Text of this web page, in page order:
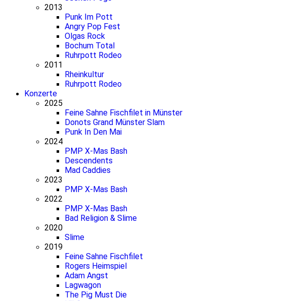
2013
Punk Im Pott
Angry Pop Fest
Olgas Rock
Bochum Total
Ruhrpott Rodeo
2011
Rheinkultur
Ruhrpott Rodeo
Konzerte
2025
Feine Sahne Fischfilet in Münster
Donots Grand Münster Slam
Punk In Den Mai
2024
PMP X-Mas Bash
Descendents
Mad Caddies
2023
PMP X-Mas Bash
2022
PMP X-Mas Bash
Bad Religion & Slime
2020
Slime
2019
Feine Sahne Fischfilet
Rogers Heimspiel
Adam Angst
Lagwagon
The Pig Must Die